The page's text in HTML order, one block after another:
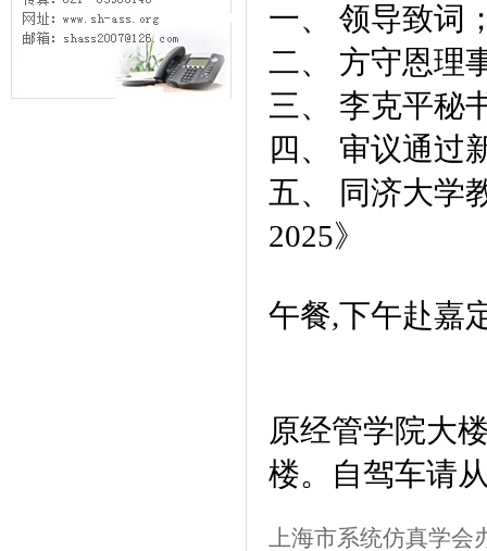
一、
领导致词
二、
方守恩理
三、
李克平秘
四、
审议通过
五、
同济大学
2025》
午餐,下午赴嘉
原经管学院大
楼。
自驾车请
上海市系统仿真学会